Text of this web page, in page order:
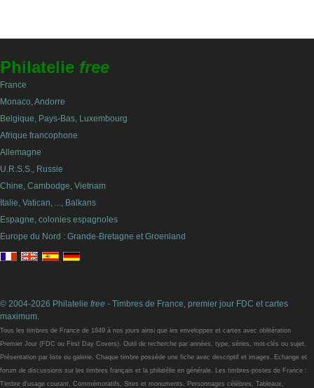
Philatelie free
France
Monaco, Andorre
Belgique, Pays-Bas, Luxembourg
Afrique francophone
Allemagne
U.R.S.S., Russie
Chine, Cambodge, Vietnam
Italie, Vatican, ..., Balkans
Espagne, colonies espagnoles
Europe du Nord : Grande-Bretagne et Groenland
© 2004-2026 Philatelie free - Timbres de France, premier jour FDC et cartes
maximum.
Tous les timbres de France de 1849 à nos jours ainsi que les enveloppes et cartes avec oblitération
Premier Jour (FDC ou First Day Covers). Outil de recherche par années, type, séries, mot-clés ou sujet.
Présentation par liste ou galerie. Chaque timbre possède une fiche avec descriptif et images. Echange et
forum de discussions sur les timbres français et la philatélie en générale. Les timbres-postes de France :
Timbre d'usage courant, Commémoratifs, Sites et monuments, Personnages célèbres, Tableaux,